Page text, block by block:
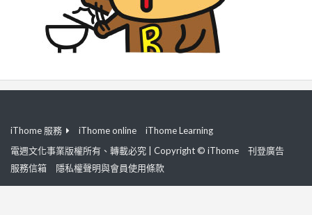
iThome 服務 iThome online
iThome Learning
電週文化事業版權所有、轉載必究 | Copyright © iThome
刊登廣告
服務信箱
隱私權聲明與會員使用條款